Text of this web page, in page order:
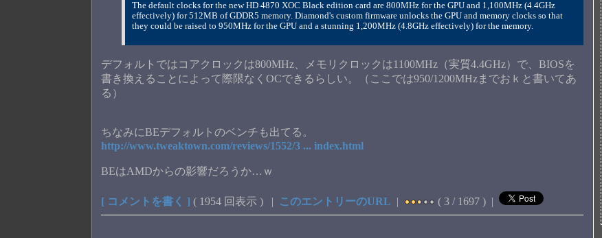
The default clocks for the new HD 4870 XOC Black edition card are 800MHz for the GPU and 1,100MHz (4.4GHz
effectively) for 512MB of GDDR5 memory. Diamond's custom firmware unlocks the GPU and memory clocks so that
they could be raised to 950MHz for the GPU and a stunning 1,200MHz (4.8GHz effectively) for the memory.
デフォルトではコアクロックは800MHz、メモリクロックは1100MHz（実質4.4GHz）で、BIOSを
書き換えることによって際限なくOCできるらしい。（ここでは950/1200MHzまでおｋと書いてあ
る）
ちなみにBEデフォルトのベンチも出てる。
http://www.tweaktown.com/reviews/1552/3 ... index.html
BEはAMDからの影響だろうか…ｗ
[ コメントを書く ] ( 1954 回表示 ) | このエントリーのURL | ( 3 / 1697 ) |